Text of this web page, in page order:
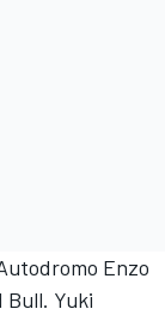
Enzo
Bull. Yuki